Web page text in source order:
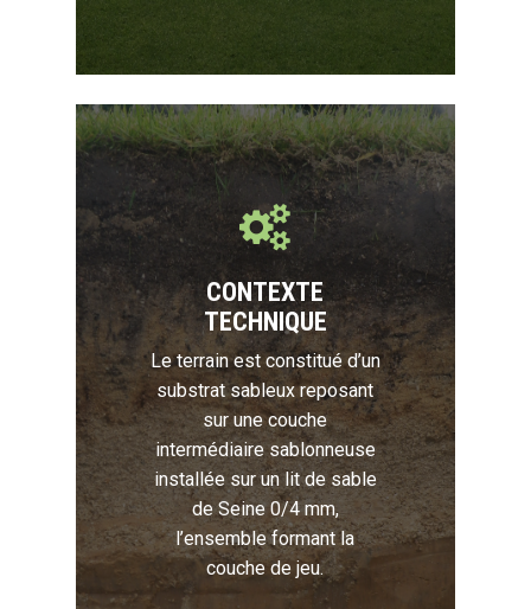
CONTEXTE
TECHNIQUE
Le terrain est constitué d’un
substrat sableux reposant
sur une couche
intermédiaire sablonneuse
installée sur un lit de sable
de Seine 0/4 mm,
l’ensemble formant la
couche de jeu.